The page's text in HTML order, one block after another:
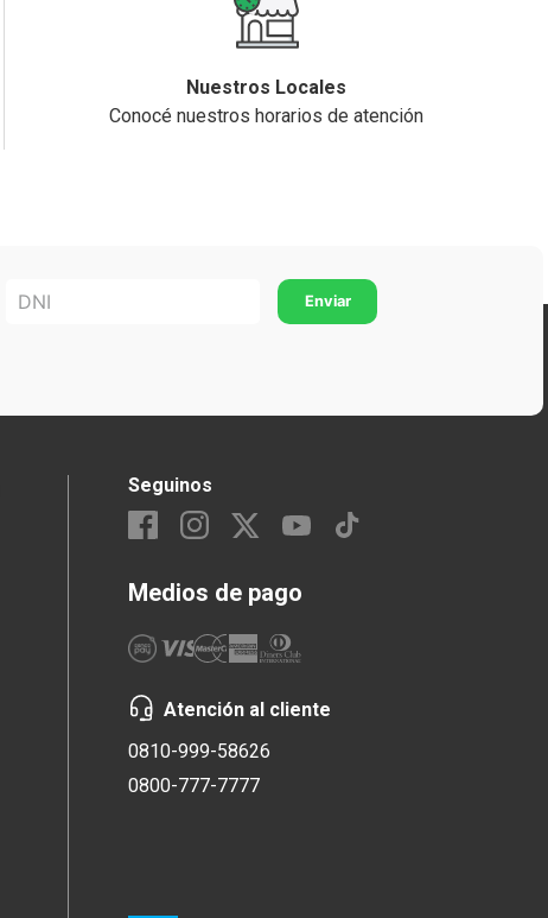
Nuestros Locales
Conocé nuestros horarios de atención
Seguinos
Medios de pago
Atención al cliente
0810-999-58626
0800-777-7777